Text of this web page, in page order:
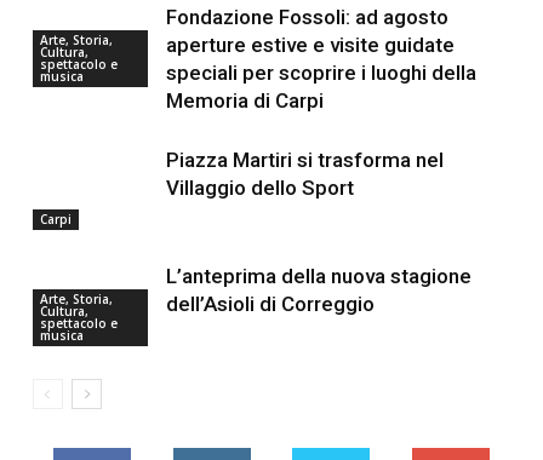
Arte, Storia,
Cultura,
spettacolo e
musica
Fondazione Fossoli: ad agosto
aperture estive e visite guidate
speciali per scoprire i luoghi della
Memoria di Carpi
Carpi
Piazza Martiri si trasforma nel
Villaggio dello Sport
Arte, Storia,
Cultura,
spettacolo e
musica
L’anteprima della nuova stagione
dell’Asioli di Correggio